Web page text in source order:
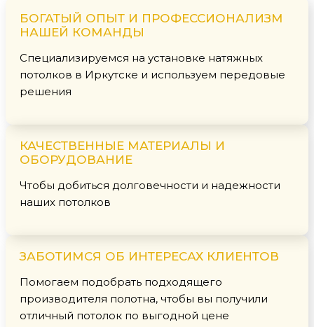
БОГАТЫЙ ОПЫТ И ПРОФЕССИОНАЛИЗМ
НАШЕЙ КОМАНДЫ
Специализируемся на установке натяжных
потолков в Иркутске и используем передовые
решения
КАЧЕСТВЕННЫЕ МАТЕРИАЛЫ И
ОБОРУДОВАНИЕ
Чтобы добиться долговечности и надежности
наших потолков
ЗАБОТИМСЯ ОБ ИНТЕРЕСАХ КЛИЕНТОВ
Помогаем подобрать подходящего
производителя полотна, чтобы вы получили
отличный потолок по выгодной цене